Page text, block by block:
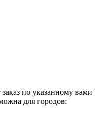
по указанному вами
для городов: